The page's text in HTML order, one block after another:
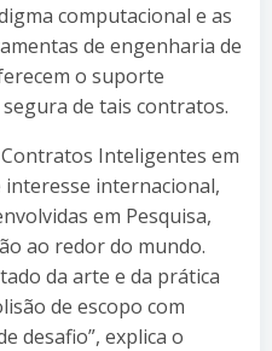
computacional e as
de engenharia de
o suporte
de tais contratos.
Inteligentes em
interesse internacional,
em Pesquisa,
ao redor do mundo.
da arte e da prática
de escopo com
desafio”, explica o